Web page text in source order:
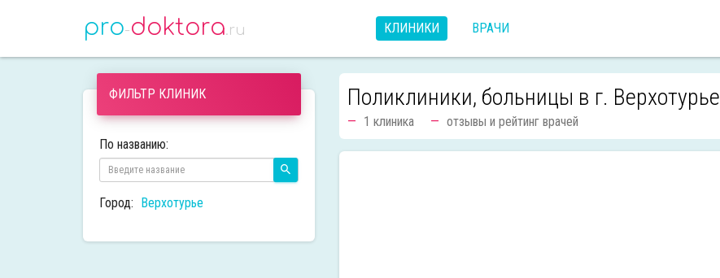
pro-doktora.ru КЛИНИКИ ВРАЧИ
ФИЛЬТР КЛИНИК
По названию:
Город: Верхотурье
Поликлиники, больницы в г. Верхотурье
1 клиника отзывы и рейтинг врачей